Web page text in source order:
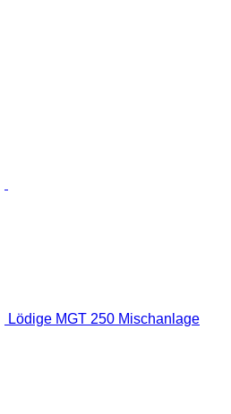
Lödige MGT 250 Mischanlage